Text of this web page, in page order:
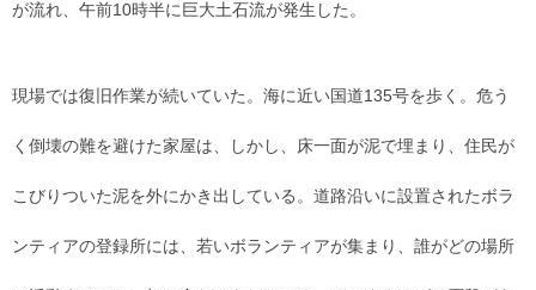
が流れ、午前10時半に巨大土石流が発生した。
現場では復旧作業が続いていた。海に近い国道135号を歩く。危う
く倒壊の難を避けた家屋は、しかし、床一面が泥で埋まり、住民が
こびりついた泥を外にかき出している。道路沿いに設置されたボラ
ンティアの登録所には、若いボランティアが集まり、誰がどの場所